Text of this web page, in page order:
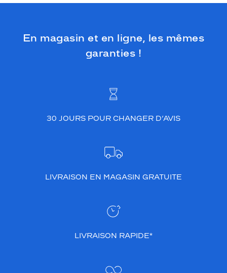
En magasin et en ligne, les mêmes
garanties !
30 JOURS POUR CHANGER D’AVIS
LIVRAISON EN MAGASIN GRATUITE
LIVRAISON RAPIDE*